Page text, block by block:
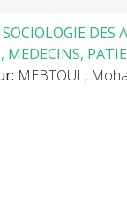
SOCIOLOGIE DES
MEDECINS,
MEBTOUL,